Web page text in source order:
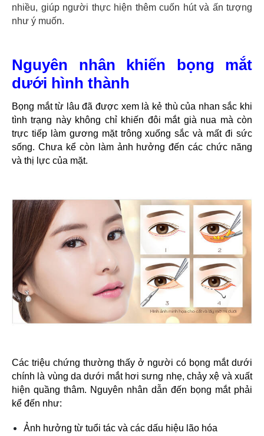
nhiều, giúp người thực hiện thêm cuốn hút và ấn tượng
như ý muốn.
Nguyên nhân khiến bọng mắt
dưới hình thành
Bọng mắt từ lâu đã được xem là kẻ thù của nhan sắc khi
tình trạng này không chỉ khiến đôi mắt già nua mà còn
trực tiếp làm gương mặt trông xuống sắc và mất đi sức
sống. Chưa kể còn làm ảnh hưởng đến các chức năng
và thị lực của mặt.
Các triệu chứng thường thấy ở người có bọng mắt dưới
chính là vùng da dưới mắt hơi sưng nhẹ, chảy xệ và xuất
hiện quầng thâm. Nguyên nhân dẫn đến bọng mắt phải
kể đến như:
Ảnh hưởng từ tuổi tác và các dấu hiệu lão hóa